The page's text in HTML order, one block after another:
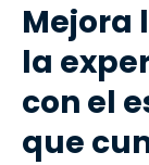
Mejora
la
con el
que